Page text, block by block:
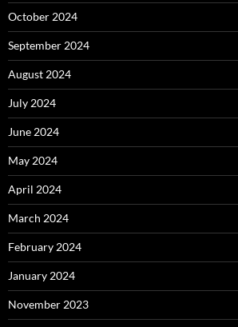
October 2024
September 2024
August 2024
July 2024
June 2024
May 2024
April 2024
March 2024
February 2024
January 2024
November 2023